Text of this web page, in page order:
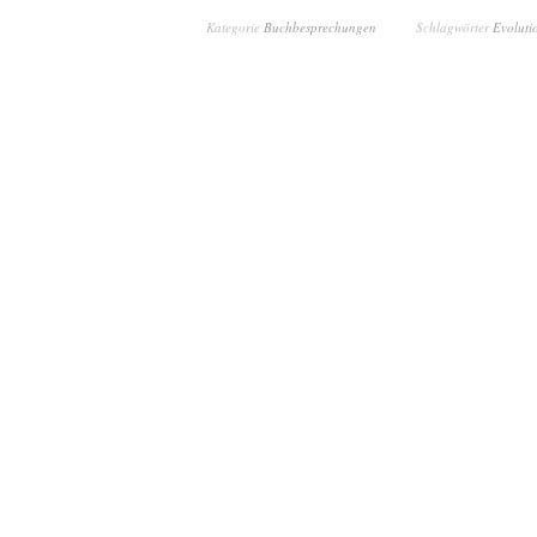
Kategorie Buchbesprechungen Schlagwörter